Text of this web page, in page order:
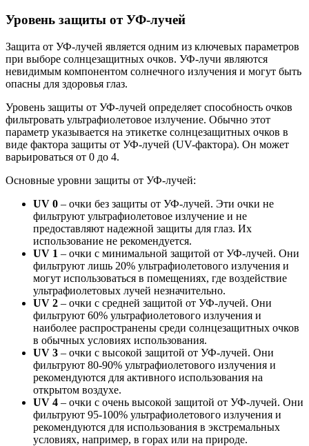
Уровень защиты от УФ-лучей
Защита от УФ-лучей является одним из ключевых параметров
при выборе солнцезащитных очков. УФ-лучи являются
невидимым компонентом солнечного излучения и могут быть
опасны для здоровья глаз.
Уровень защиты от УФ-лучей определяет способность очков
фильтровать ультрафиолетовое излучение. Обычно этот
параметр указывается на этикетке солнцезащитных очков в
виде фактора защиты от УФ-лучей (UV-фактора). Он может
варьироваться от 0 до 4.
Основные уровни защиты от УФ-лучей:
UV 0 – очки без защиты от УФ-лучей. Эти очки не
фильтруют ультрафиолетовое излучение и не
предоставляют надежной защиты для глаз. Их
использование не рекомендуется.
UV 1 – очки с минимальной защитой от УФ-лучей. Они
фильтруют лишь 20% ультрафиолетового излучения и
могут использоваться в помещениях, где воздействие
ультрафиолетовых лучей незначительно.
UV 2 – очки с средней защитой от УФ-лучей. Они
фильтруют 60% ультрафиолетового излучения и
наиболее распространены среди солнцезащитных очков
в обычных условиях использования.
UV 3 – очки с высокой защитой от УФ-лучей. Они
фильтруют 80-90% ультрафиолетового излучения и
рекомендуются для активного использования на
открытом воздухе.
UV 4 – очки с очень высокой защитой от УФ-лучей. Они
фильтруют 95-100% ультрафиолетового излучения и
рекомендуются для использования в экстремальных
условиях, например, в горах или на природе.